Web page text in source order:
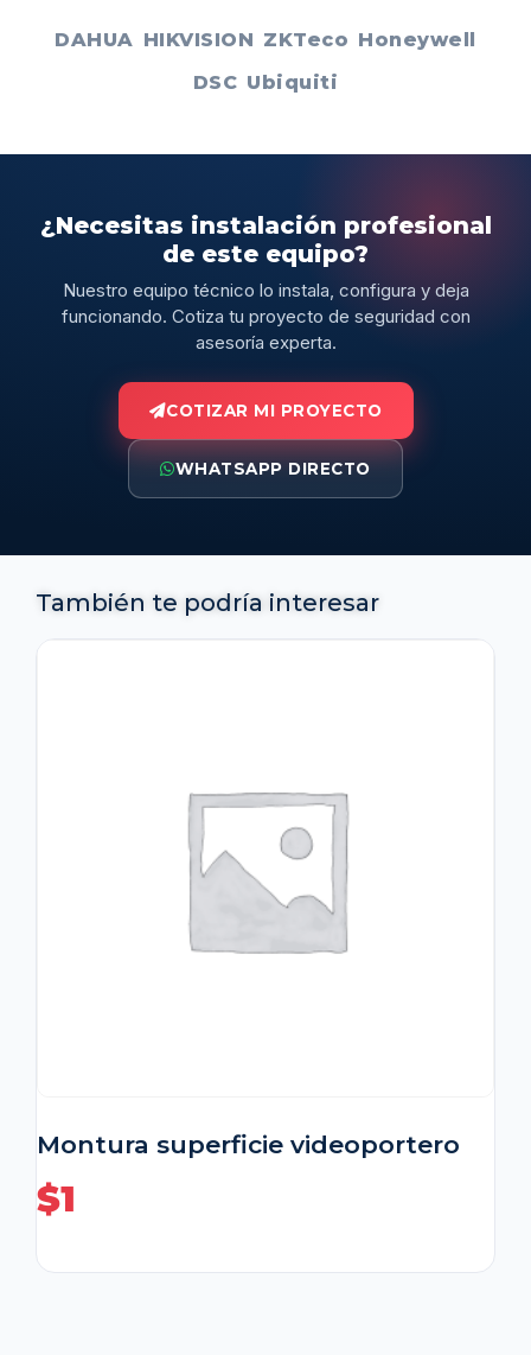
DAHUA HIKVISION ZKTeco Honeywell
DSC Ubiquiti
¿Necesitas instalación profesional
de este equipo?
Nuestro equipo técnico lo instala, configura y deja
funcionando. Cotiza tu proyecto de seguridad con
asesoría experta.
COTIZAR MI PROYECTO
WHATSAPP DIRECTO
También te podría interesar
Montura superficie videoportero
$1